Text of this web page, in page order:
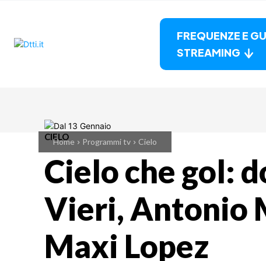
FREQUENZE E
STREAMING
Home Programmi tv Cielo
CIELO
Cielo che gol:
Vieri, Antonio
Maxi Lopez